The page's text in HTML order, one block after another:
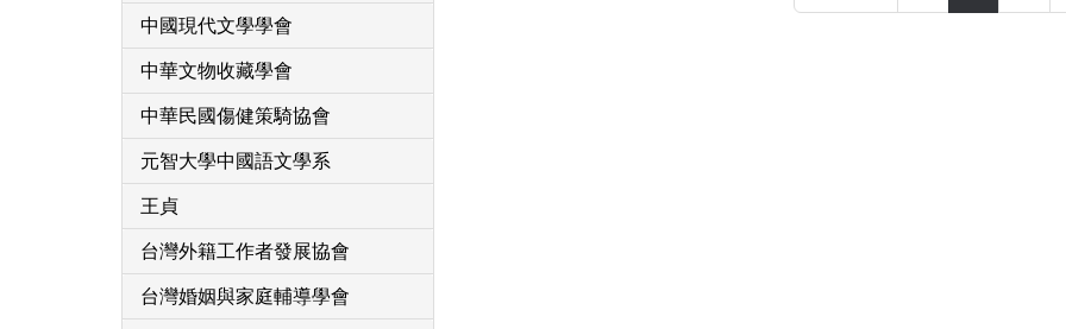
中國現代文學學會
中華文物收藏學會
中華民國傷健策騎協會
元智大學中國語文學系
王貞
台灣外籍工作者發展協會
台灣婚姻與家庭輔導學會